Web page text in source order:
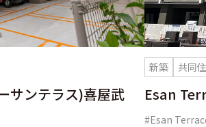
サンテラス)喜屋武
新築 共同
Esan
#Esan